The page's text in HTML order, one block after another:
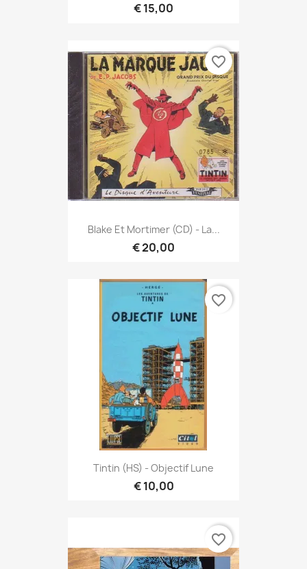
€ 15,00
Blake Et Mortimer (CD) - La...
€ 20,00
favorite_border
Tintin (HS) - Objectif Lune
€ 10,00
favorite_border
favorite_border